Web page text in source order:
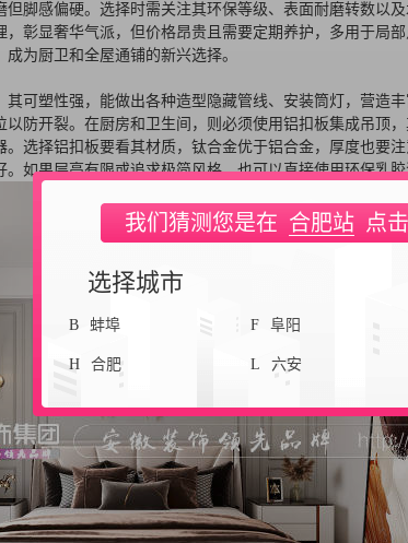
脚感偏硬。选择时需关注其环保等级、表面耐磨转数以及
彰显奢华气派，但价格昂贵且需要定期养护，多用于局
为厨卫和全屋通铺的新兴选择。
可塑性强，能做出各种造型隐藏管线、安装筒灯，营造
防开裂。在厨房和卫生间，则必须使用铝扣板集成吊顶
选择铝扣板要看其材质，钛合金优于铝合金，厚度也要
如果层高有限或追求极简风格，也可以直接使用环保乳
我们猜测您是在 合肥站 点
选择城市
B 蚌埠 F 阜阳
H 合肥 L 六安